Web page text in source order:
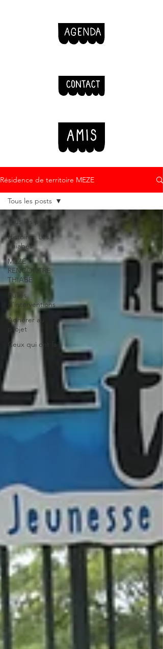
Résidence de territoire MEZE
Tous les posts
Histoire : Les
Thiabés
MEZE
RENCONTRE
THIABÉ
Bulles
d'interventions
Adhèrer au
projet
Ceux qui ont fait
Tous les posts